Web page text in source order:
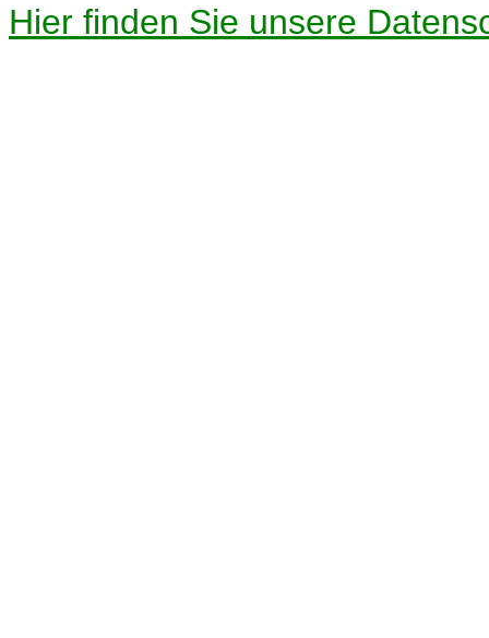
Hier finden Sie unsere